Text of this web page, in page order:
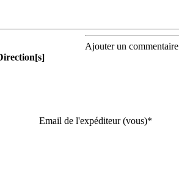
Ajouter un commentaire
Email de l'expéditeur (vous)*